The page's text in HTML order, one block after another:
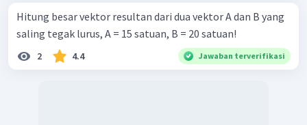
Hitung besar vektor resultan dari dua vektor A dan B yang
saling tegak lurus, A = 15 satuan, B = 20 satuan!
2 4.4 Jawaban terverifikasi